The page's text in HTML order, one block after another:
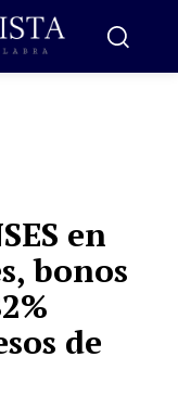
en
bonos
de